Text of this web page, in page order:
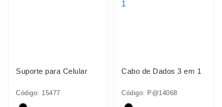
Suporte para Celular
Código: 15477
Cabo de Dados 3 em 1
Código: P@14068